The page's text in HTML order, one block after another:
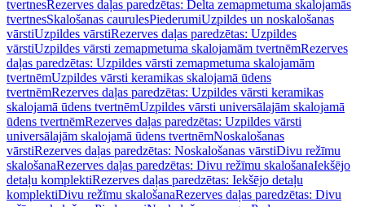
tvertnesRezerves daļas paredzētas: Delta zemapmetuma skalojamās
tvertnesSkalošanas caurulesPiederumiUzpildes un noskalošanas
vārstiUzpildes vārstiRezerves daļas paredzētas: Uzpildes
vārstiUzpildes vārsti zemapmetuma skalojamām tvertnēmRezerves
daļas paredzētas: Uzpildes vārsti zemapmetuma skalojamām
tvertnēmUzpildes vārsti keramikas skalojamā ūdens
tvertnēmRezerves daļas paredzētas: Uzpildes vārsti keramikas
skalojamā ūdens tvertnēmUzpildes vārsti universālajām skalojamā
ūdens tvertnēmRezerves daļas paredzētas: Uzpildes vārsti
universālajām skalojamā ūdens tvertnēmNoskalošanas
vārstiRezerves daļas paredzētas: Noskalošanas vārstiDivu režīmu
skalošanaRezerves daļas paredzētas: Divu režīmu skalošanaIekšējo
detaļu komplektiRezerves daļas paredzētas: Iekšējo detaļu
komplektiDivu režīmu skalošanaRezerves daļas paredzētas: Divu